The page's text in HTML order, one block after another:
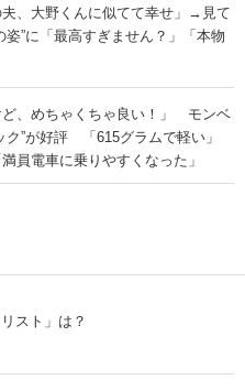
、大野くんに似てて幸せ」→見て
”に「最高すぎません？」「本物
ど、めちゃくちゃ良い！」 モンベ
ク”が好評 「615グラムで軽い」
員電車に乗りやすくなった」
スト」は？